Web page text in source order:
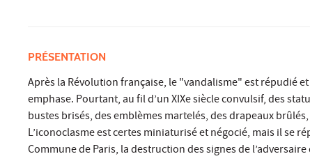
PRÉSENTATION
Après la Révolution française, le "vandalisme" est répudié
emphase. Pourtant, au fil d’un XIXe siècle convulsif, des
bustes brisés, des emblèmes martelés, des drapeaux
L’iconoclasme est certes miniaturisé et négocié, mais il se
Commune de Paris, la destruction des signes de